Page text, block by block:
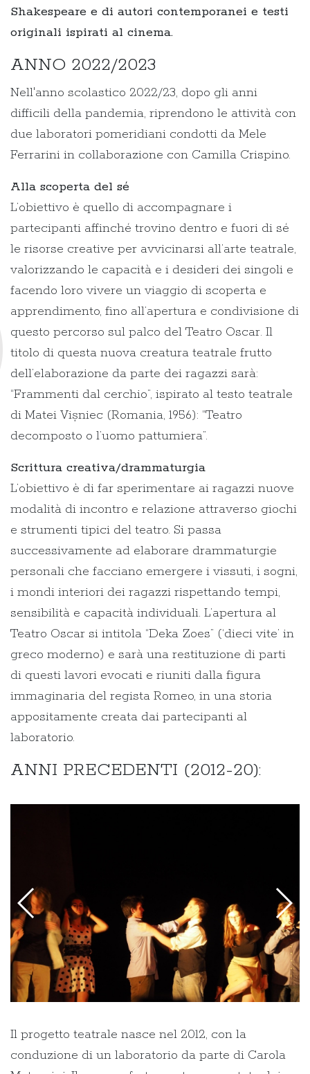
Shakespeare e di autori contemporanei e testi
originali ispirati al cinema.
ANNO 2022/2023
Nell'anno scolastico 2022/23, dopo gli anni
difficili della pandemia, riprendono le attività con
due laboratori pomeridiani condotti da Mele
Ferrarini in collaborazione con Camilla Crispino.
Alla scoperta del sé
L’obiettivo è quello di accompagnare i
partecipanti affinché trovino dentro e fuori di sé
le risorse creative per avvicinarsi all’arte teatrale,
valorizzando le capacità e i desideri dei singoli e
facendo loro vivere un viaggio di scoperta e
apprendimento, fino all’apertura e condivisione di
questo percorso sul palco del Teatro Oscar. Il
titolo di questa nuova creatura teatrale frutto
dell’elaborazione da parte dei ragazzi sarà:
“Frammenti dal cerchio”, ispirato al testo teatrale
di Matei Vișniec (Romania, 1956): “Teatro
decomposto o l’uomo pattumiera”.
Scrittura creativa/drammaturgia
L’obiettivo è di far sperimentare ai ragazzi nuove
modalità di incontro e relazione attraverso giochi
e strumenti tipici del teatro. Si passa
successivamente ad elaborare drammaturgie
personali che facciano emergere i vissuti, i sogni,
i mondi interiori dei ragazzi rispettando tempi,
sensibilità e capacità individuali. L’apertura al
Teatro Oscar si intitola “Deka Zoes” (‘dieci vite’ in
greco moderno) e sarà una restituzione di parti
di questi lavori evocati e riuniti dalla figura
immaginaria del regista Romeo, in una storia
appositamente creata dai partecipanti al
laboratorio.
ANNI PRECEDENTI (2012-20):
Il progetto teatrale nasce nel 2012, con la
conduzione di un laboratorio da parte di Carola